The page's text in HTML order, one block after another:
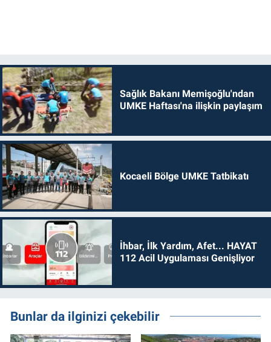
Sağlık Bakanı Memişoğlu'ndan
UMKE Haftası'na ilişkin paylaşım
Kocaeli Bölge UMKE Tatbikatı
İhbar, İlk Yardım, Afet... HAYAT
112 Acil Uygulaması Genişliyor
Bunlar da ilginizi çekebilir